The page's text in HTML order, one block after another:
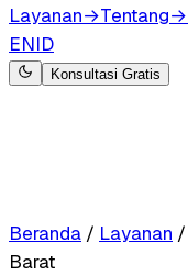
Layanan→Tentang→
ENID
Konsultasi Gratis
Beranda / Layanan /
Barat